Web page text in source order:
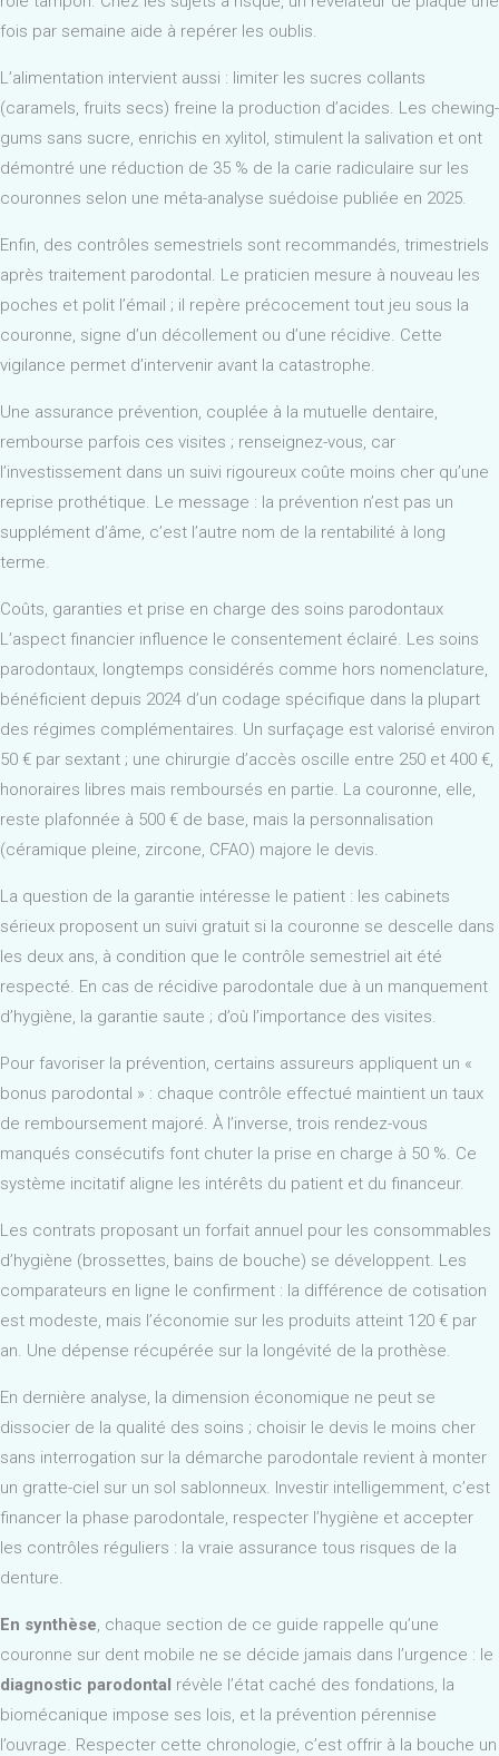
fois par semaine aide à repérer les oublis.
L’alimentation intervient aussi : limiter les sucres collants
(caramels, fruits secs) freine la production d’acides. Les chewing-
gums sans sucre, enrichis en xylitol, stimulent la salivation et ont
démontré une réduction de 35 % de la carie radiculaire sur les
couronnes selon une méta-analyse suédoise publiée en 2025.
Enfin, des contrôles semestriels sont recommandés, trimestriels
après traitement parodontal. Le praticien mesure à nouveau les
poches et polit l’émail ; il repère précocement tout jeu sous la
couronne, signe d’un décollement ou d’une récidive. Cette
vigilance permet d’intervenir avant la catastrophe.
Une assurance prévention, couplée à la mutuelle dentaire,
rembourse parfois ces visites ; renseignez-vous, car
l’investissement dans un suivi rigoureux coûte moins cher qu’une
reprise prothétique. Le message : la prévention n’est pas un
supplément d’âme, c’est l’autre nom de la rentabilité à long
terme.
Coûts, garanties et prise en charge des soins parodontaux
L’aspect financier influence le consentement éclairé. Les soins
parodontaux, longtemps considérés comme hors nomenclature,
bénéficient depuis 2024 d’un codage spécifique dans la plupart
des régimes complémentaires. Un surfaçage est valorisé environ
50 € par sextant ; une chirurgie d’accès oscille entre 250 et 400 €,
honoraires libres mais remboursés en partie. La couronne, elle,
reste plafonnée à 500 € de base, mais la personnalisation
(céramique pleine, zircone, CFAO) majore le devis.
La question de la garantie intéresse le patient : les cabinets
sérieux proposent un suivi gratuit si la couronne se descelle dans
les deux ans, à condition que le contrôle semestriel ait été
respecté. En cas de récidive parodontale due à un manquement
d’hygiène, la garantie saute ; d’où l’importance des visites.
Pour favoriser la prévention, certains assureurs appliquent un «
bonus parodontal » : chaque contrôle effectué maintient un taux
de remboursement majoré. À l’inverse, trois rendez-vous
manqués consécutifs font chuter la prise en charge à 50 %. Ce
système incitatif aligne les intérêts du patient et du financeur.
Les contrats proposant un forfait annuel pour les consommables
d’hygiène (brossettes, bains de bouche) se développent. Les
comparateurs en ligne le confirment : la différence de cotisation
est modeste, mais l’économie sur les produits atteint 120 € par
an. Une dépense récupérée sur la longévité de la prothèse.
En dernière analyse, la dimension économique ne peut se
dissocier de la qualité des soins ; choisir le devis le moins cher
sans interrogation sur la démarche parodontale revient à monter
un gratte-ciel sur un sol sablonneux. Investir intelligemment, c’est
financer la phase parodontale, respecter l’hygiène et accepter
les contrôles réguliers : la vraie assurance tous risques de la
denture.
En synthèse, chaque section de ce guide rappelle qu’une
couronne sur dent mobile ne se décide jamais dans l’urgence : le
diagnostic parodontal révèle l’état caché des fondations, la
biomécanique impose ses lois, et la prévention pérennise
l’ouvrage. Respecter cette chronologie, c’est offrir à la bouche un